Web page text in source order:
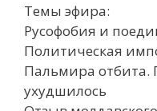
Темы эфира:
Русофобия и
Политическая
Пальмира отбита.
ухудшилось